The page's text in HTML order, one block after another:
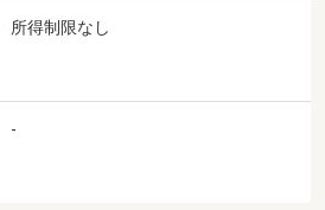
所得制限なし
-